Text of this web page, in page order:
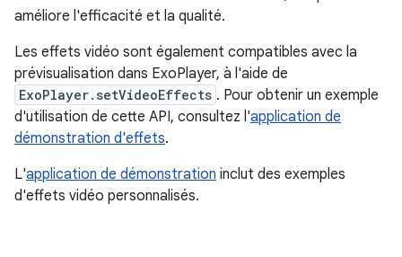
améliore l'efficacité et la qualité.
Les effets vidéo sont également compatibles avec la
prévisualisation dans ExoPlayer, à l'aide de
ExoPlayer.setVideoEffects . Pour obtenir un exemple
d'utilisation de cette API, consultez l'application de
démonstration d'effets.
L'application de démonstration inclut des exemples
d'effets vidéo personnalisés.